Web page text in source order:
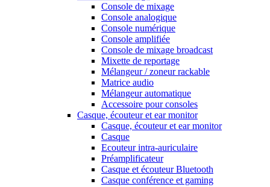
Console de mixage
Console analogique
Console numérique
Console amplifiée
Console de mixage broadcast
Mixette de reportage
Mélangeur / zoneur rackable
Matrice audio
Mélangeur automatique
Accessoire pour consoles
Casque, écouteur et ear monitor
Casque, écouteur et ear monitor
Casque
Ecouteur intra-auriculaire
Préamplificateur
Casque et écouteur Bluetooth
Casque conférence et gaming